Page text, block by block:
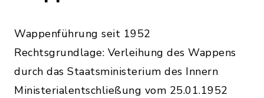
Wappenführung seit 1952
Rechtsgrundlage: Verleihung des Wappens
durch das Staatsministerium des Innern
Ministerialentschließung vom 25.01.1952